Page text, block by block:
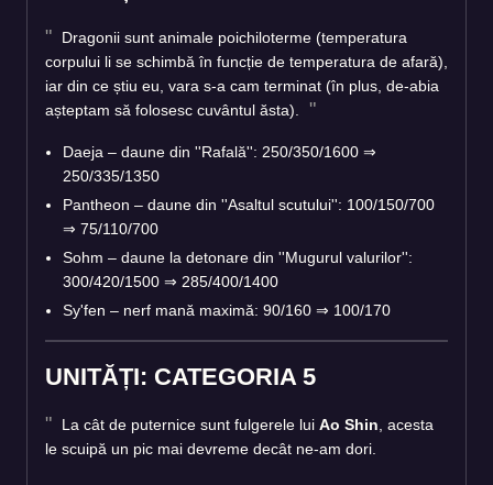
Dragonii sunt animale poichiloterme (temperatura
corpului li se schimbă în funcție de temperatura de afară),
iar din ce știu eu, vara s-a cam terminat (în plus, de-abia
așteptam să folosesc cuvântul ăsta).
Daeja – daune din ''Rafală'': 250/350/1600 ⇒
250/335/1350
Pantheon – daune din ''Asaltul scutului'': 100/150/700
⇒ 75/110/700
Sohm – daune la detonare din ''Mugurul valurilor'':
300/420/1500 ⇒ 285/400/1400
Sy'fen – nerf mană maximă: 90/160 ⇒ 100/170
UNITĂȚI: CATEGORIA 5
La cât de puternice sunt fulgerele lui Ao Shin , acesta
le scuipă un pic mai devreme decât ne-am dori.